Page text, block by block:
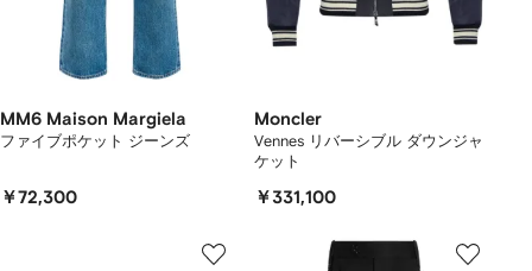
MM6 Maison Margiela
ファイブポケット ジーンズ
￥72,300
Moncler
Vennes リバーシブル ダウンジャ
ケット
￥331,100